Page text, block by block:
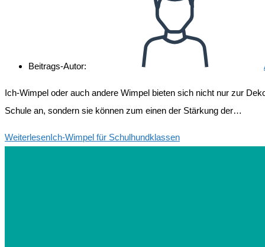
Beitrags-Autor:
Ich-Wimpel oder auch andere Wimpel bieten sich nicht nur zur
Schule an, sondern sie können zum einen der Stärkung der…
WeiterlesenIch-Wimpel für Schulhundklassen